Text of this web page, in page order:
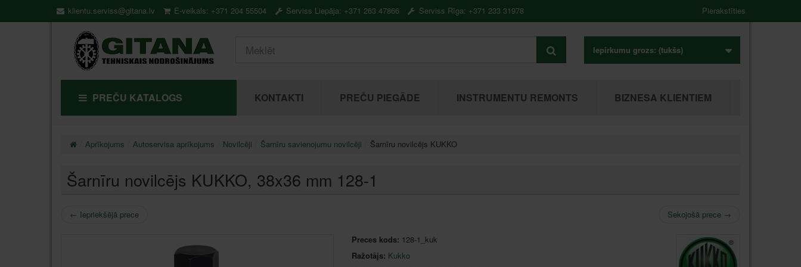
klientu.serviss@gitana.lv E-veikals: +371 204 55504 Serviss Liepāja: +371 263 47866 Serviss Rīga: +371 233 31978 Pierakstīties
Iepirkumu grozs: (tukšs)
PREČU KATALOGS KONTAKTI PREČU PIEGĀDE INSTRUMENTU REMONTS BIZNESA KLIENTIEM
Aprīkojums Autoservisa aprīkojums Novilcēji Šarnīru savienojumu novilcēji Šarnīru novilcējs KUKKO
Šarnīru novilcējs KUKKO, 38x36 mm 128-1
← Iepriekšējā prece Sekojošā prece →
Preces kods: 128-1_kuk
Ražotājs: Kukko